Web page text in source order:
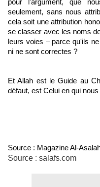
pour l'argument, que
seulement, sans nous
cela soit une attribution
se classer avec les noms
leurs voies – parce qu'ils
ni ne sont correctes ?
Et Allah est le Guide au
défaut, est Celui en qui
Source : Magazine Al-
Source : salafs.com